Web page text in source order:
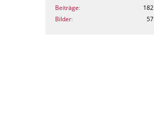
Beiträge
182
Bilder
57